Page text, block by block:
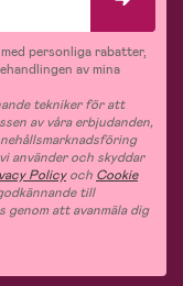
personliga rabatter,
av mina
tekniker för att
av våra erbjudanden,
använder och skyddar
Policyoch Cookie
till
att avanmäla dig